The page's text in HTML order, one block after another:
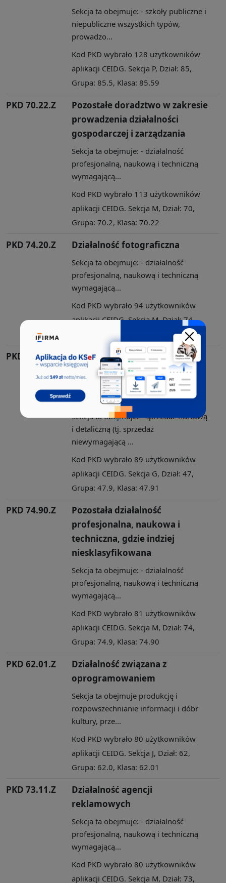
Sekcja ta obejmuje: - szkoły publiczne i
niepubliczne wszystkich typów,
prowadzo...
Kod PKD wybrało 128 użytkowników
aplikacji CEIDG. Sekcja P, Dział: 85,
Grupa: 85.5, Klasa: 85.59
PKD 70.22.Z
Pozostałe doradztwo w zakresie
prowadzenia działalności
gospodarczej i zarządzania
Sekcja ta obejmuje: - działalność
profesjonalną, naukową i techniczną
wymagającą...
Kod PKD wybrało 113 użytkowników
aplikacji CEIDG. Sekcja M, Dział: 70,
Grupa: 70.2, Klasa: 70.22
PKD 74.20.Z Działalność fotograficzna
Sekcja ta obejmuje: - działalność
profesjonalną, naukową i techniczną
wymagającą...
Kod PKD wybrało 94 użytkowników
aplikacji CEIDG. Sekcja M, Dział: 74,
PKD 47.91.Z
Sprzedaż detaliczna
prowadzona przez domy
sprzedaży wysyłkowej lub
Internet
Sekcja ta obejmuje: - sprzedaż hurtową
i detaliczną (tj. sprzedaż
niewymagającą ...
Kod PKD wybrało 89 użytkowników
aplikacji CEIDG. Sekcja G, Dział: 47,
Grupa: 47.9, Klasa: 47.91
PKD 74.90.Z
Pozostała działalność
profesjonalna, naukowa i
techniczna, gdzie indziej
niesklasyfikowana
Sekcja ta obejmuje: - działalność
profesjonalną, naukową i techniczną
wymagającą...
Kod PKD wybrało 81 użytkowników
aplikacji CEIDG. Sekcja M, Dział: 74,
Grupa: 74.9, Klasa: 74.90
PKD 62.01.Z
Działalność związana z
oprogramowaniem
Sekcja ta obejmuje produkcję i
rozpowszechnianie informacji i dóbr
kultury, prze...
Kod PKD wybrało 80 użytkowników
aplikacji CEIDG. Sekcja J, Dział: 62,
Grupa: 62.0, Klasa: 62.01
PKD 73.11.Z
Działalność agencji
reklamowych
Sekcja ta obejmuje: - działalność
profesjonalną, naukową i techniczną
wymagającą...
Kod PKD wybrało 80 użytkowników
aplikacji CEIDG. Sekcja M, Dział: 73,